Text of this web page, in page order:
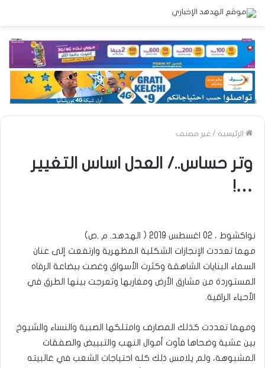
الرئيسية / غير مصنف
وتر حساس../ العدل اساس التغيير
…!
نواكشوط ، 02 اغسطس 2019 ( الهدهد. م .ص)
مهما تعددت الإنجازات الشكلية المظهرية وارتفعت إلى عنان
السماء البنايات الشاهقة وكثرت الأسواق وغصت ببضاعة الرفاه
المستوردة من مشارق الأرض ومغاربها وتعرجت بينها الطرق في
الأحياء الراقية.
ومهما تعددت كذلك المصارف وامتلكها الصبية والنساء والشيوخ
بين عشية وضحاها فآوت أموال النهب والتبييض والصفقات
المشبوهة، ولم يلامس ذلك كله احتياجات الشعب في غالبيته